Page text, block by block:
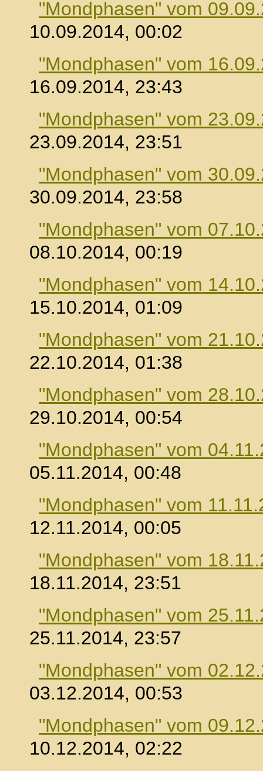
"Mondphasen" vom
10.09.2014, 00:02
"Mondphasen" vom
16.09.2014, 23:43
"Mondphasen" vom
23.09.2014, 23:51
"Mondphasen" vom
30.09.2014, 23:58
"Mondphasen" vom
08.10.2014, 00:19
"Mondphasen" vom
15.10.2014, 01:09
"Mondphasen" vom
22.10.2014, 01:38
"Mondphasen" vom
29.10.2014, 00:54
"Mondphasen" vom
05.11.2014, 00:48
"Mondphasen" vom
12.11.2014, 00:05
"Mondphasen" vom
18.11.2014, 23:51
"Mondphasen" vom
25.11.2014, 23:57
"Mondphasen" vom
03.12.2014, 00:53
"Mondphasen" vom
10.12.2014, 02:22